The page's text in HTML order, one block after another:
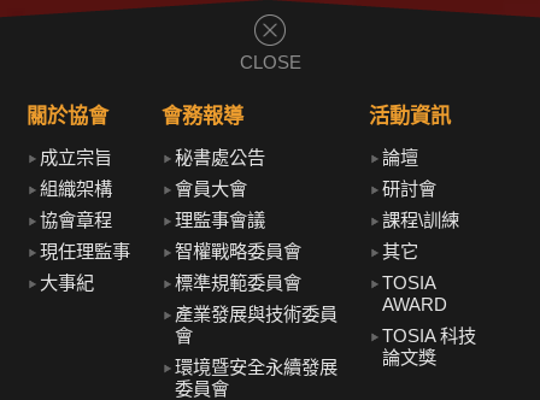
CLOSE
關於協會
成立宗旨
組織架構
協會章程
現任理監事
大事紀
會務報導
秘書處公告
會員大會
理監事會議
智權戰略委員會
標準規範委員會
產業發展與技術委員
會
環境暨安全永續發展
委員會
活動資訊
論壇
研討會
課程\訓練
其它
TOSIA
AWARD
TOSIA 科技
論文獎